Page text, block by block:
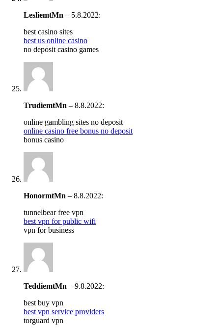
LesliemtMn – 5.8.2022:
best casino sites
best us online casino
no deposit casino games
TrudiemtMn – 8.8.2022:
online gambling sites no deposit
online casino free bonus no deposit
bonus casino
HonormtMn – 8.8.2022:
tunnelbear free vpn
best vpn for public wifi
vpn for business
TeddiemtMn – 9.8.2022:
best buy vpn
best vpn service providers
torguard vpn